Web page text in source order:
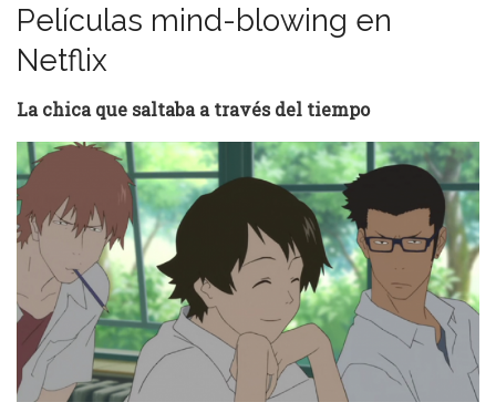
Películas mind-blowing en
Netflix
La chica que saltaba a través del tiempo